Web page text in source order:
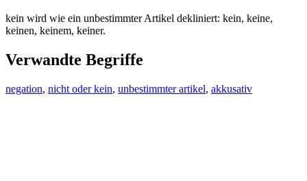
kein wird wie ein unbestimmter Artikel dekliniert: kein, keine,
keinen, keinem, keiner.
Verwandte Begriffe
negation, nicht oder kein, unbestimmter artikel, akkusativ